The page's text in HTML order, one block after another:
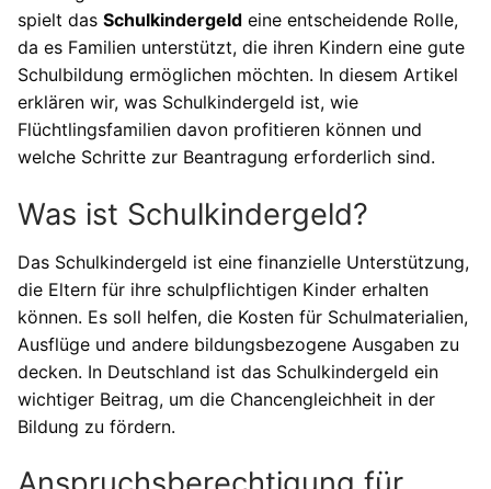
spielt das Schulkindergeld eine entscheidende Rolle,
da es Familien unterstützt, die ihren Kindern eine gute
Schulbildung ermöglichen möchten. In diesem Artikel
erklären wir, was Schulkindergeld ist, wie
Flüchtlingsfamilien davon profitieren können und
welche Schritte zur Beantragung erforderlich sind.
Was ist Schulkindergeld?
Das Schulkindergeld ist eine finanzielle Unterstützung,
die Eltern für ihre schulpflichtigen Kinder erhalten
können. Es soll helfen, die Kosten für Schulmaterialien,
Ausflüge und andere bildungsbezogene Ausgaben zu
decken. In Deutschland ist das Schulkindergeld ein
wichtiger Beitrag, um die Chancengleichheit in der
Bildung zu fördern.